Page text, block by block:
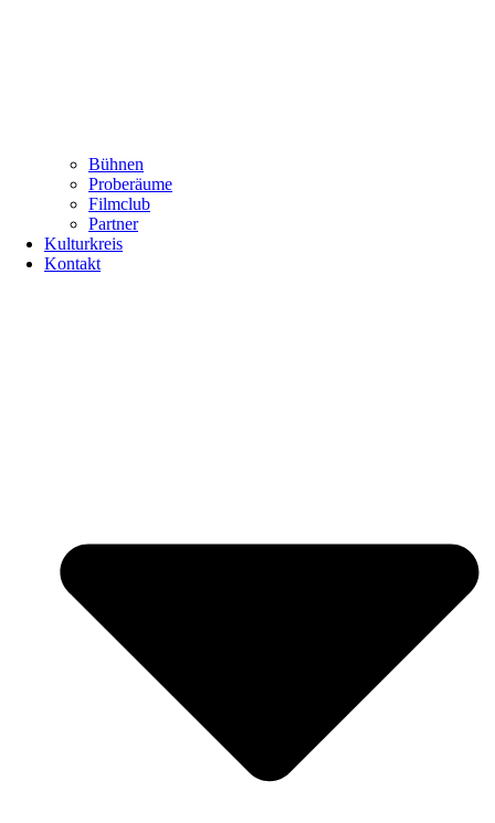
Bühnen
Proberäume
Filmclub
Partner
Kulturkreis
Kontakt